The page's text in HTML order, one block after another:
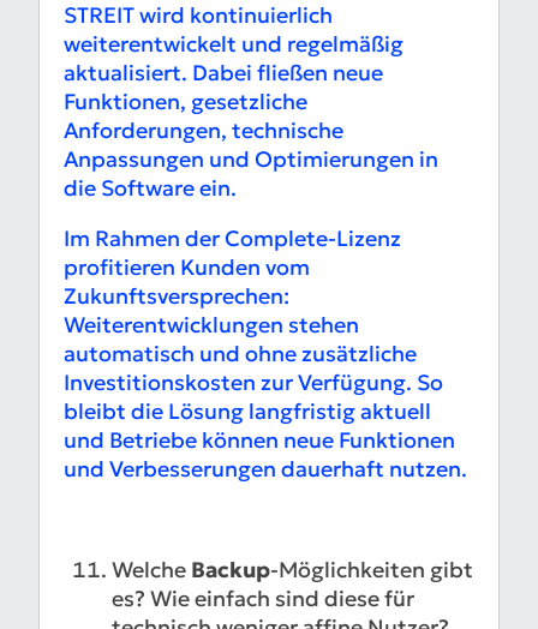
STREIT wird kontinuierlich
weiterentwickelt und regelmäßig
aktualisiert. Dabei fließen neue
Funktionen, gesetzliche
Anforderungen, technische
Anpassungen und Optimierungen in
die Software ein.
Im Rahmen der Complete-Lizenz
profitieren Kunden vom
Zukunftsversprechen:
Weiterentwicklungen stehen
automatisch und ohne zusätzliche
Investitionskosten zur Verfügung. So
bleibt die Lösung langfristig aktuell
und Betriebe können neue Funktionen
und Verbesserungen dauerhaft nutzen.
Welche Backup-Möglichkeiten gibt
es? Wie einfach sind diese für